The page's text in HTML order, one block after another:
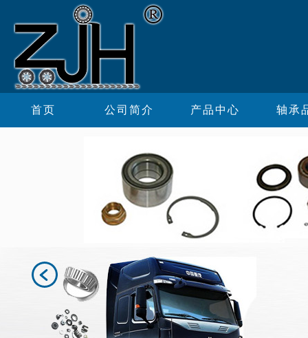
首页 公司简介 产品中心 轴承